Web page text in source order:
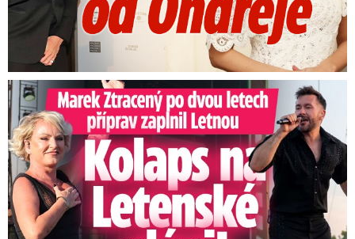
Marek Ztracený na Letné: Pártlová stopla koncert